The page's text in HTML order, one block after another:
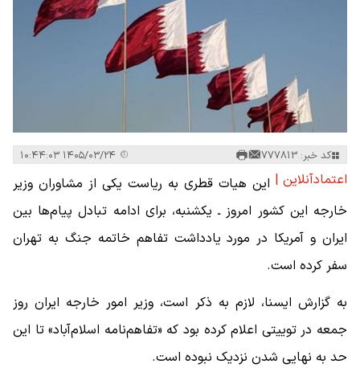
کد خبر: 777813
اعتمادآنلاین | این هیات قطری به ریاست یکی از مشاوران وزیر
خارجه این کشور امروز ـ یکشنبه، برای ادامه تبادل پیام‌ها بین
ایران و آمریکا در مورد یادداشت تفاهم خاتمه جنگ به تهران
سفر کرده است.
به گزارش ایسنا، لازم به ذکر است، وزیر امور خارجه ایران روز
جمعه در توییتی اعلام کرده بود که «تفاهم‌نامه اسلام‌آباد» تا این
حد به نهایی شدن نزدیک نبوده است.